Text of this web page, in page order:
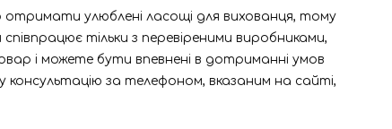
отримати улюблені ласощі для вихованця, тому
тільки з перевіреними виробниками,
і можете бути впевнені в дотриманні умов
консультацію за телефоном, вказаним на сайті,